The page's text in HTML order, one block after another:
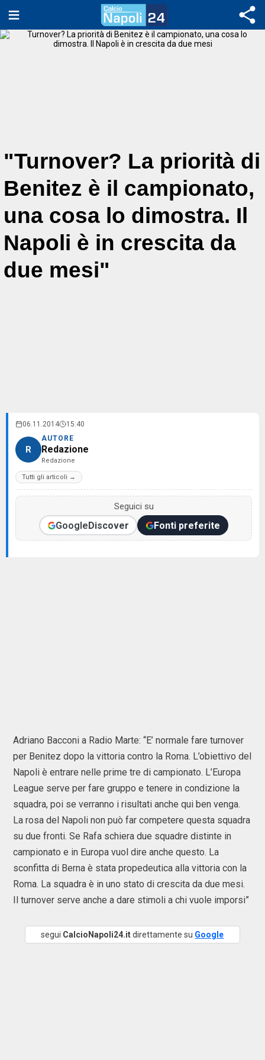
"Turnover? La priorità di
Benitez è il campionato,
una cosa lo dimostra. Il
Napoli è in crescita da
due mesi"
06.11.2014 15:40
R
AUTORE
Redazione
Redazione
Tutti gli articoli →
Seguici su
GoogleDiscover Fonti preferite
Adriano Bacconi a Radio Marte: “E’ normale fare turnover
per Benitez dopo la vittoria contro la Roma. L’obiettivo del
Napoli è entrare nelle prime tre di campionato. L’Europa
League serve per fare gruppo e tenere in condizione la
squadra, poi se verranno i risultati anche qui ben venga.
La rosa del Napoli non può far competere questa squadra
su due fronti. Se Rafa schiera due squadre distinte in
campionato e in Europa vuol dire anche questo. La
sconfitta di Berna è stata propedeutica alla vittoria con la
Roma. La squadra è in uno stato di crescita da due mesi.
Il turnover serve anche a dare stimoli a chi vuole imporsi”
segui CalcioNapoli24.itdirettamente su Google